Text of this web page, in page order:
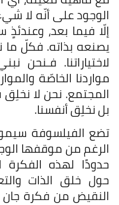
الوجود على أنّه لا
إلّا فيما بعد،
يصنعه بذاته. فكلّ
لاختياراتنا. فـنحن
مواردنا الخاصّة
المجتمع. نحن لا
بل نخلِق أنفسنا.
تضع الفيلسوفة
الرغم من موقفها
حدودًا لهذه الفكرة
حول خلق الذات
النقيض من فكرة جان